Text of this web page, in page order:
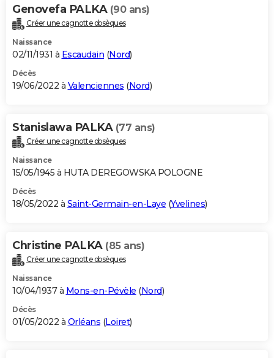
Genovefa PALKA (90 ans)
Créer une cagnotte obsèques
Naissance
02/11/1931 à Escaudain (Nord)
Décès
19/06/2022 à Valenciennes (Nord)
Stanislawa PALKA (77 ans)
Créer une cagnotte obsèques
Naissance
15/05/1945 à HUTA DEREGOWSKA POLOGNE
Décès
18/05/2022 à Saint-Germain-en-Laye (Yvelines)
Christine PALKA (85 ans)
Créer une cagnotte obsèques
Naissance
10/04/1937 à Mons-en-Pévèle (Nord)
Décès
01/05/2022 à Orléans (Loiret)